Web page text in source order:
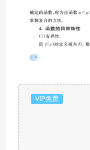
VIP免费